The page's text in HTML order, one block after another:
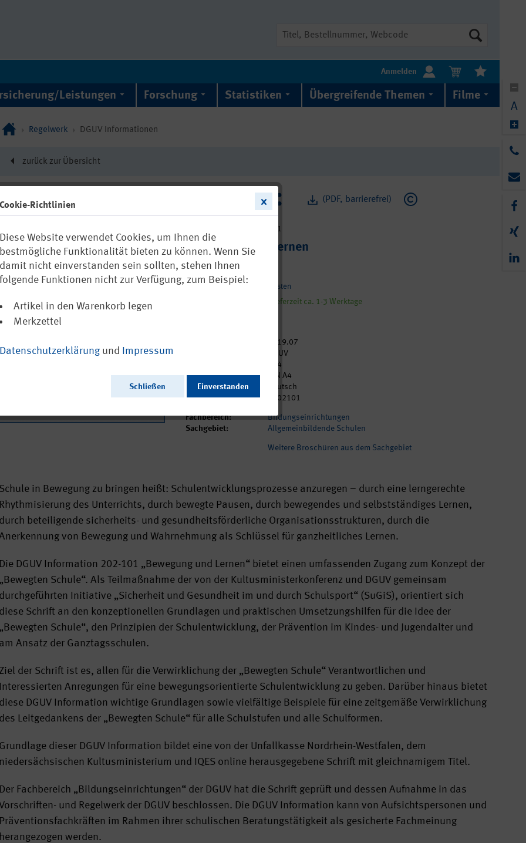
Anmelden
Leistungen Forschung Statistiken Übergreifende Themen Filme
Regelwerk DGUV Informationen
zurück zur Übersicht
(PDF, barrierefrei)
DGUV Information 202-101
Bewegung und Lernen
18,50 €
zzgl. Versandkosten
Sofort versandfertig, Lieferzeit ca. 1-3 Werktage
2019.07
DGUV
304
Format:
DIN A4
Sprache:
Deutsch
Webcode:
p202101
Fachbereich:
Bildungseinrichtungen
Sachgebiet:
Allgemeinbildende Schulen
Weitere Broschüren aus dem Sachgebiet
Schule in Bewegung zu bringen heißt: Schulentwicklungsprozesse anzuregen – durch eine lerngerechte
Rhythmisierung des Unterrichts, durch bewegte Pausen, durch bewegendes und selbstständiges Lernen,
durch beteiligende sicherheits- und gesundheitsförderliche Organisationsstrukturen, durch die
von Bewegung und Wahrnehmung als Schlüssel für ganzheitliches Lernen.
Die DGUV Information 202-101 „Bewegung und Lernen“ bietet einen umfassenden Zugang zum Konzept der
„Bewegten Schule“. Als Teilmaßnahme der von der Kultusministerkonferenz und DGUV gemeinsam
durchgeführten Initiative „Sicherheit und Gesundheit im und durch Schulsport“ (SuGiS), orientiert sich
diese Schrift an den konzeptionellen Grundlagen und praktischen Umsetzungshilfen für die Idee der
„Bewegten Schule“, den Prinzipien der Schulentwicklung, der Prävention im Kindes- und Jugendalter und
am Ansatz der Ganztagsschulen.
Ziel der Schrift ist es, allen für die Verwirklichung der „Bewegten Schule“ Verantwortlichen und
Interessierten Anregungen für eine bewegungsorientierte Schulentwicklung zu geben. Darüber hinaus bietet
diese DGUV Information wichtige Grundlagen sowie vielfältige Beispiele für eine zeitgemäße Verwirklichung
des Leitgedankens der „Bewegten Schule“ für alle Schulstufen und alle Schulformen.
Grundlage dieser DGUV Information bildet eine von der Unfallkasse Nordrhein-Westfalen, dem
niedersächsischen Kultusministerium und IQES online herausgegebene Schrift mit gleichnamigem Titel.
Der Fachbereich „Bildungseinrichtungen“ der DGUV hat die Schrift geprüft und dessen Aufnahme in das
und Regelwerk der DGUV beschlossen. Die DGUV Information kann von Aufsichtspersonen und
Präventionsfachkräften im Rahmen ihrer schulischen Beratungstätigkeit als gesicherte Fachmeinung
herangezogen werden.
A
Cookie-Richtlinien
Diese Website verwendet Cookies, um Ihnen die
bestmögliche Funktionalität bieten zu können. Wenn Sie
damit nicht einverstanden sein sollten, stehen Ihnen
folgende Funktionen nicht zur Verfügung, zum Beispiel:
Artikel in den Warenkorb legen
Merkzettel
Datenschutzerklärung und Impressum
Schließen Einverstanden